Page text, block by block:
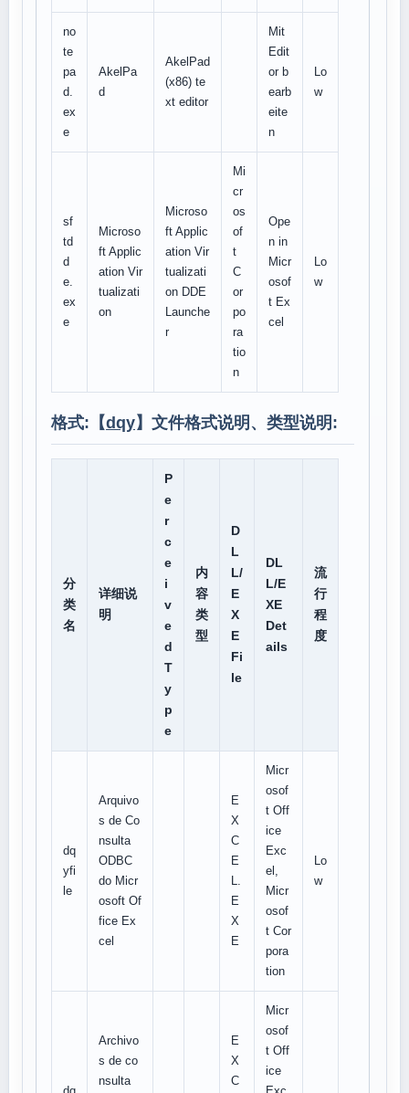
no
te
pa
d.
ex
e
AkelPa
d
AkelPad
(x86) te
xt editor
Mit
Edit
or b
earb
eite
n
Lo
w
sf
td
d
e.
ex
e
Microso
ft Applic
ation Vir
tualizati
on
Microso
ft Applic
ation Vir
tualizati
on DDE
Launche
r
Mi
cr
os
of
t
C
or
po
ra
tio
n
Ope
n in
Micr
osof
t Ex
cel
Lo
w
格式:【dqy】文件格式说明、类型说明:
分
类
名
详细说
明
P
e
r
c
e
i
v
e
d
T
y
p
e
内
容
类
型
D
L
L/
E
X
E
Fi
le
DL
L/E
XE
Det
ails
流
行
程
度
dq
yfi
le
Arquivo
s de Co
nsulta
ODBC
do Micr
osoft Of
fice Ex
cel
E
X
C
E
L.
E
X
E
Micr
osof
t Off
ice
Exc
el,
Micr
osof
t Cor
pora
tion
Lo
w
Archivo
s de co
nsulta
E
X
C
Micr
osof
t Off
ice